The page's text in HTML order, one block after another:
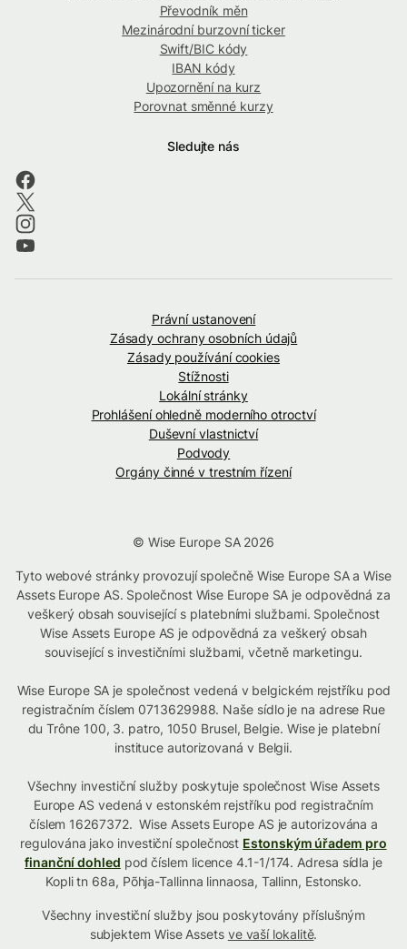
Převodník měn
Mezinárodní burzovní ticker
Swift/BIC kódy
IBAN kódy
Upozornění na kurz
Porovnat směnné kurzy
Sledujte nás
Právní ustanovení
Zásady ochrany osobních údajů
Zásady používání cookies
Stížnosti
Lokální stránky
Prohlášení ohledně moderního otroctví
Duševní vlastnictví
Podvody
Orgány činné v trestním řízení
© Wise Europe SA 2026
Tyto webové stránky provozují společně Wise Europe SA a Wise
Assets Europe AS. Společnost Wise Europe SA je odpovědná za
veškerý obsah související s platebními službami. Společnost
Wise Assets Europe AS je odpovědná za veškerý obsah
související s investičními službami, včetně marketingu.
Wise Europe SA je společnost vedená v belgickém rejstříku pod
registračním číslem 0713629988. Naše sídlo je na adrese Rue
du Trône 100, 3. patro, 1050 Brusel, Belgie. Wise je platební
instituce autorizovaná v Belgii.
Všechny investiční služby poskytuje společnost Wise Assets
Europe AS vedená v estonském rejstříku pod registračním
číslem 16267372. Wise Assets Europe AS je autorizována a
regulována jako investiční společnost Estonským úřadem pro
finanční dohled pod číslem licence 4.1-1/174. Adresa sídla je
Kopli tn 68a, Põhja-Tallinna linnaosa, Tallinn, Estonsko.
Všechny investiční služby jsou poskytovány příslušným
subjektem Wise Assets ve vaší lokalitě.